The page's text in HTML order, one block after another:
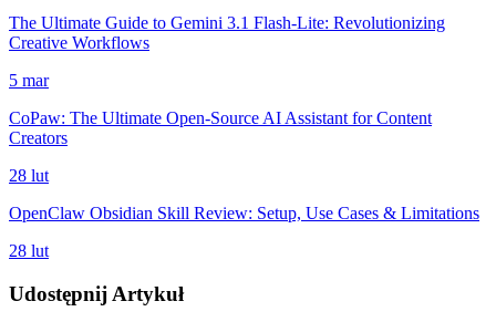
The Ultimate Guide to Gemini 3.1 Flash-Lite: Revolutionizing
Creative Workflows
5 mar
CoPaw: The Ultimate Open-Source AI Assistant for Content
Creators
28 lut
OpenClaw Obsidian Skill Review: Setup, Use Cases & Limitations
28 lut
Udostępnij Artykuł